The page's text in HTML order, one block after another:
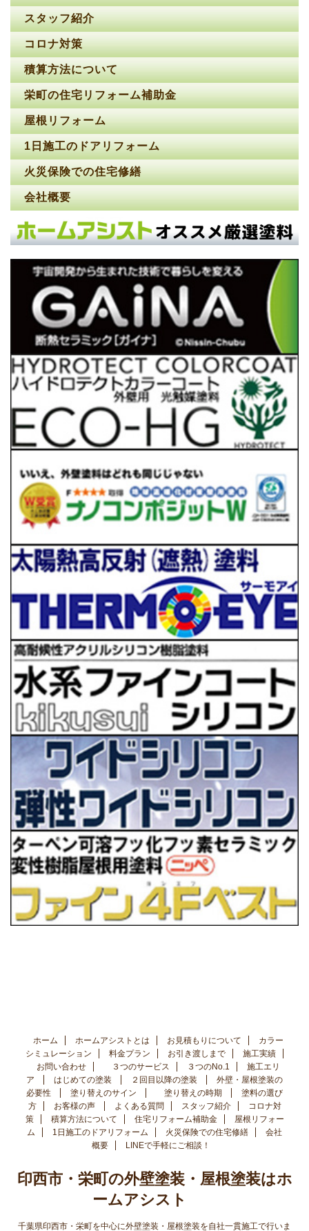
スタッフ紹介
コロナ対策
積算方法について
栄町の住宅リフォーム補助金
屋根リフォーム
1日施工のドアリフォーム
火災保険での住宅修繕
会社概要
ホーム ホームアシストとは お見積もりについて
カラー
シミュレーション
料金プラン お引き渡しまで
施工実績
お問い合わせ
３つのサービス ３つのNo.1
施工エリ
ア
はじめての塗装 ２回目以降の塗装
外壁・屋根塗装の
必要性
塗り替えのサイン 塗り替えの時期
塗料の選び
方
お客様の声 よくある質問 スタッフ紹介
コロナ対
策
積算方法について 住宅リフォーム補助金
屋根リフォー
ム
1日施工のドアリフォーム 火災保険での住宅修繕
会社
概要
LINEで手軽にご相談！
印西市・栄町の外壁塗装・屋根塗装はホ
ームアシスト
千葉県印西市・栄町を中心に外壁塗装・屋根塗装を自社一貫施工で行いま